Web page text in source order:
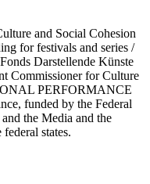
and Social Cohesion
for festivals and series /
Darstellende Künste
Commissioner for Culture
PERFORMANCE
funded by the Federal
the Media and the
states.